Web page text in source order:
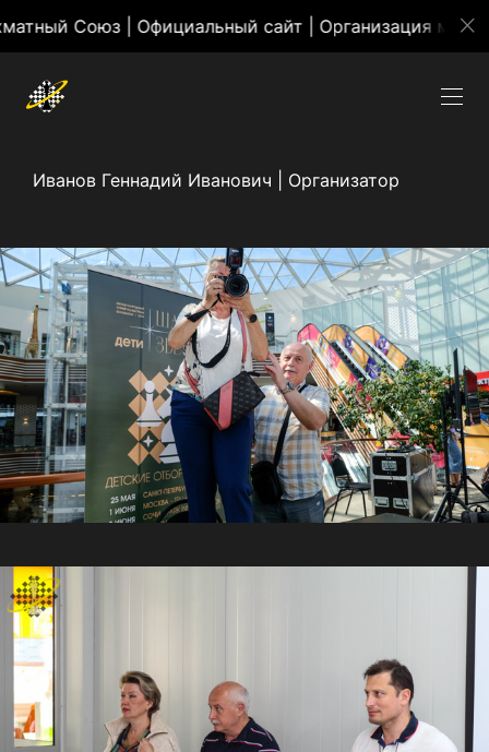
| Официальный сайт | Организация массовых
Иванов Геннадий Иванович | Организатор